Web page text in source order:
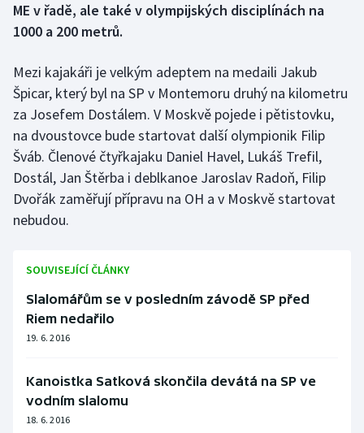
Dostihy
Florbal
Futsal
Golf
Gymnastika
Házená
Jezdectví
Judo
Krasobruslení
Lezení
Lyže a snowboard
ME v řadě, ale také v olympijských disciplínách na
1000 a 200 metrů.
Mezi kajakáři je velkým adeptem na medaili Jakub
Špicar, který byl na SP v Montemoru druhý na kilometru
za Josefem Dostálem. V Moskvě pojede i pětistovku,
na dvoustovce bude startovat další olympionik Filip
Šváb. Členové čtyřkajaku Daniel Havel, Lukáš Trefil,
Dostál, Jan Štěrba i deblkanoe Jaroslav Radoň, Filip
Dvořák zaměřují přípravu na OH a v Moskvě startovat
nebudou.
SOUVISEJÍCÍ ČLÁNKY
Slalomářům se v posledním závodě SP před
Riem nedařilo
19. 6. 2016
Kanoistka Satková skončila devátá na SP ve
vodním slalomu
18. 6. 2016